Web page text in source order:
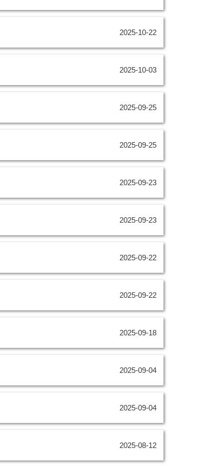
2025-10-22
2025-10-03
2025-09-25
2025-09-25
2025-09-23
2025-09-23
2025-09-22
2025-09-22
2025-09-18
2025-09-04
2025-09-04
2025-08-12